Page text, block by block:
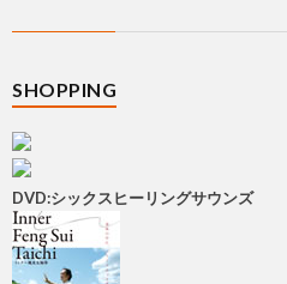
SHOPPING
DVD:シックスヒーリングサウンズ